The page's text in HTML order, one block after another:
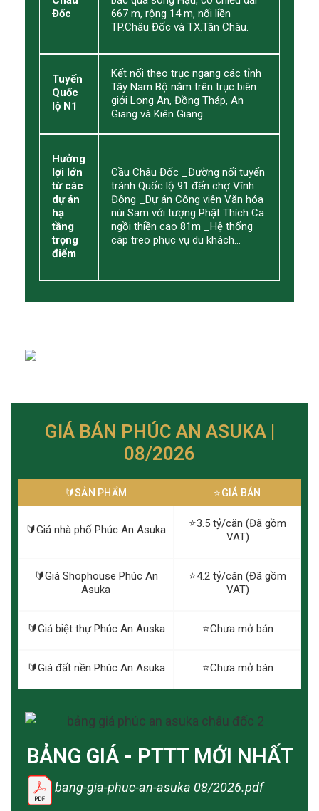
Đốc
667 m, rộng 14 m, nối liền
TP.Châu Đốc và TX.Tân Châu.
Tuyến
Quốc
lộ N1
Kết nối theo trục ngang các tỉnh
Tây Nam Bộ nằm trên trục biên
giới Long An, Đồng Tháp, An
Giang và Kiên Giang.
Hưởng
lợi lớn
từ các
dự án
hạ
tầng
trọng
điểm
Cầu Châu Đốc _Đường nối tuyến
tránh Quốc lộ 91 đến chợ Vĩnh
Đông _Dự án Công viên Văn hóa
núi Sam với tượng Phật Thích Ca
ngồi thiền cao 81m _Hệ thống
cáp treo phục vụ du khách…
GIÁ BÁN PHÚC AN ASUKA |
08/2026
🔰️SẢN PHẨM ⭐️GIÁ BÁN
🔰️Giá nhà phố Phúc An Asuka
⭐️3.5 tỷ/căn (Đã gồm
VAT)
🔰️Giá Shophouse Phúc An
Asuka
⭐️4.2 tỷ/căn (Đã gồm
VAT)
🔰️Giá biệt thự Phúc An Auska ⭐️Chưa mở bán
🔰️Giá đất nền Phúc An Asuka ⭐️Chưa mở bán
BẢNG GIÁ - PTTT MỚI NHẤT
bang-gia-phuc-an-asuka 08/2026.pdf